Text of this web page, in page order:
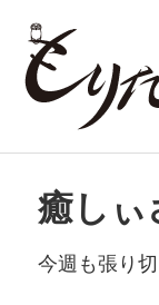
癒しぃ
今週も張り